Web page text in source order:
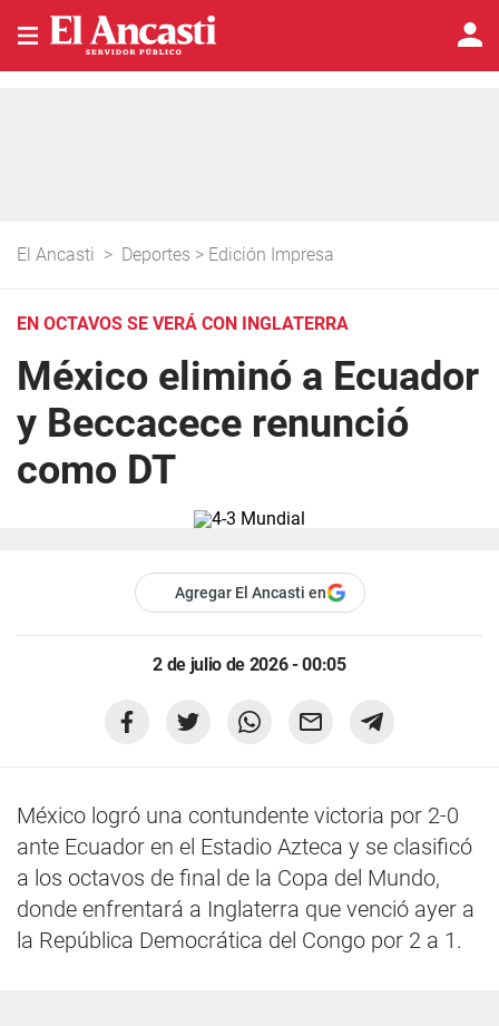
El Ancasti > Deportes > Edición Impresa
EN OCTAVOS SE VERÁ CON INGLATERRA
México eliminó a Ecuador
y Beccacece renunció
como DT
Agregar El Ancasti en
2 de julio de 2026 - 00:05
México logró una contundente victoria por 2-0
ante Ecuador en el Estadio Azteca y se clasificó
a los octavos de final de la Copa del Mundo,
donde enfrentará a Inglaterra que venció ayer a
la República Democrática del Congo por 2 a 1.